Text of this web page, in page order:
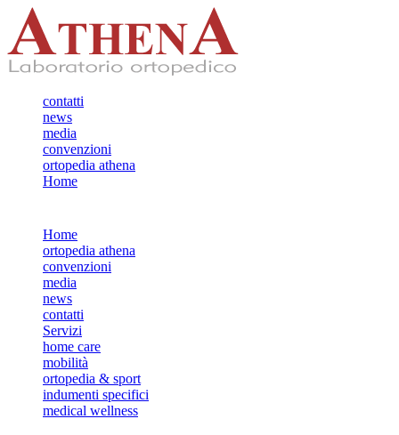
contatti
news
media
convenzioni
ortopedia athena
Home
Home
ortopedia athena
convenzioni
media
news
contatti
Servizi
home care
mobilità
ortopedia & sport
indumenti specifici
medical wellness